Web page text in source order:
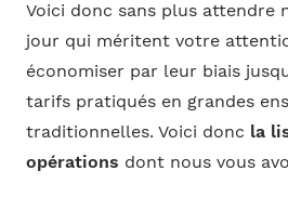
Voici donc sans plus attendre
jour qui méritent votre
économiser par leur biais
tarifs pratiqués en grandes
traditionnelles. Voici donc la
opérations dont nous vous